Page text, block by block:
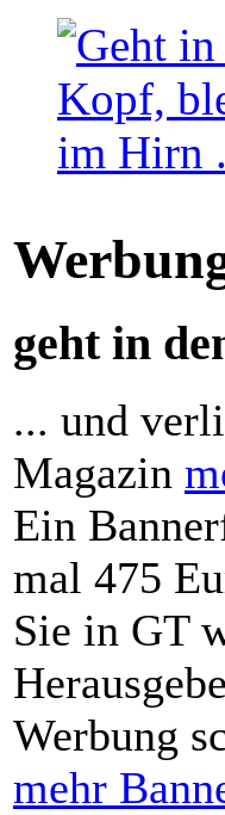
geht in
... und
Magazin
Ein
mal 475
Sie in GT
Werbung
mehr